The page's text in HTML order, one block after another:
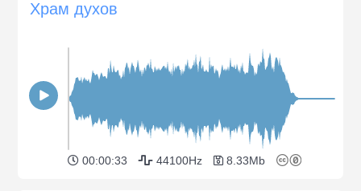
Храм духов
00:00:33 44100Hz 8.33Mb